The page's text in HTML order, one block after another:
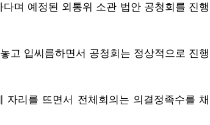
며 예정된 외통위 소관 법안 공청회를 진행
고 입씨름하면서 공청회는 정상적으로 진행
리를 뜨면서 전체회의는 의결정족수를 채